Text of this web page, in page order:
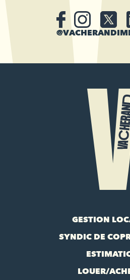
GESTION
SYNDIC DE
LOUER/